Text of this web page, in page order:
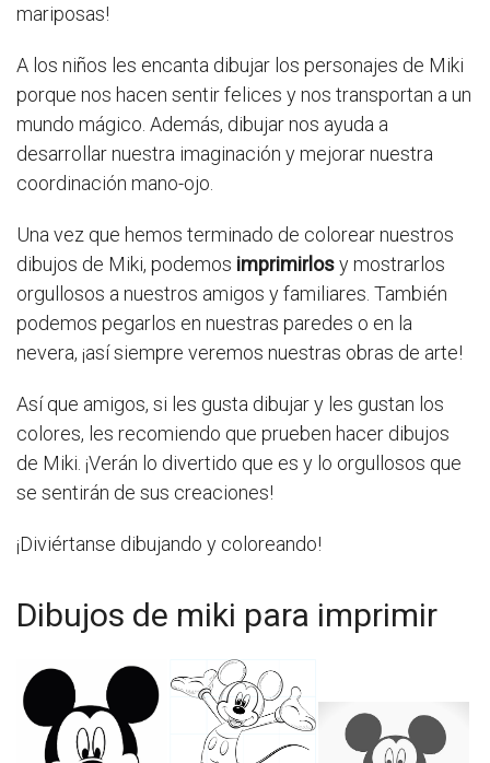
mariposas!
A los niños les encanta dibujar los personajes de Miki
porque nos hacen sentir felices y nos transportan a un
mundo mágico. Además, dibujar nos ayuda a
desarrollar nuestra imaginación y mejorar nuestra
coordinación mano-ojo.
Una vez que hemos terminado de colorear nuestros
dibujos de Miki, podemos imprimirlosy mostrarlos
orgullosos a nuestros amigos y familiares. También
podemos pegarlos en nuestras paredes o en la
nevera, ¡así siempre veremos nuestras obras de arte!
Así que amigos, si les gusta dibujar y les gustan los
colores, les recomiendo que prueben hacer dibujos
de Miki. ¡Verán lo divertido que es y lo orgullosos que
se sentirán de sus creaciones!
¡Diviértanse dibujando y coloreando!
Dibujos de miki para imprimir